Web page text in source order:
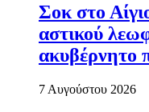
Σοκ στο
αστικού
ακυβέρνητο
7 Αυγούστου 2026